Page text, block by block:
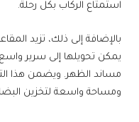
استمتاع الركاب بكل رحلة.
بالإضافة إلى ذلك، تزيد
مساند الظهر. ويضمن هذا
ومساحة واسعة لتخزين